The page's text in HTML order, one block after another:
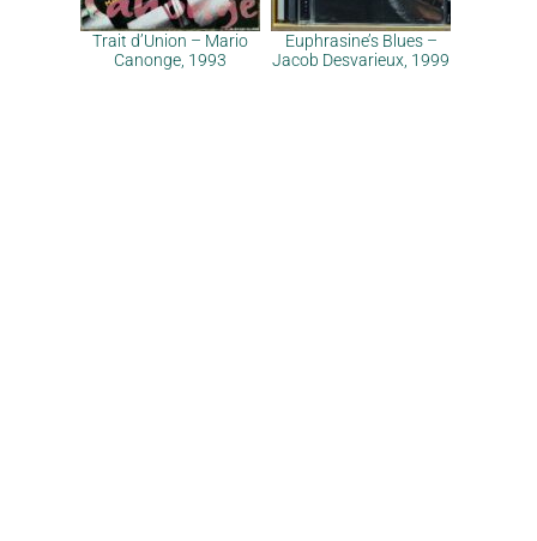
Trait d’Union – Mario
Canonge, 1993
Euphrasine’s Blues –
Jacob Desvarieux, 1999